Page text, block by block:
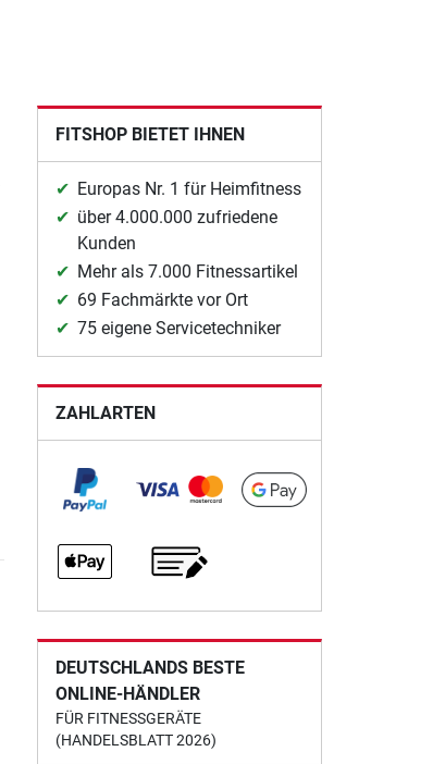
FITSHOP BIETET IHNEN
Europas Nr. 1 für Heimfitness
über 4.000.000 zufriedene
Kunden
Mehr als 7.000 Fitnessartikel
69 Fachmärkte vor Ort
75 eigene Servicetechniker
ZAHLARTEN
DEUTSCHLANDS BESTE
ONLINE-HÄNDLER
FÜR FITNESSGERÄTE
(HANDELSBLATT 2026)